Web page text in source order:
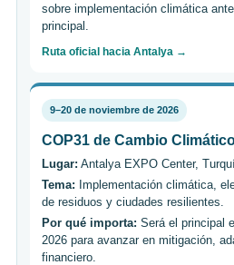
sobre implementación climática
principal.
Ruta oficial hacia Antalya →
9–20 de noviembre de 2026
COP31 de Cambio
Lugar: Antalya EXPO Center,
Tema: Implementación climática,
de residuos y ciudades resilientes.
Por qué importa: Será el principal
2026 para avanzar en mitigación,
financiero.